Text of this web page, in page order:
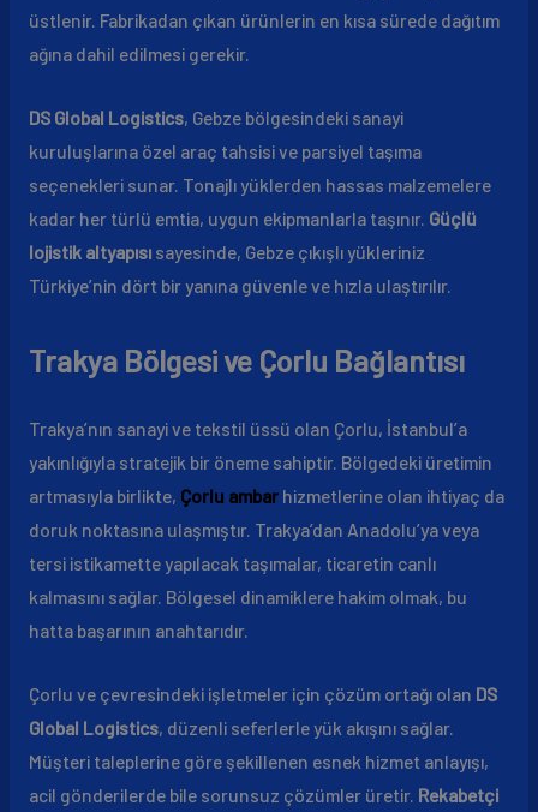
üstlenir. Fabrikadan çıkan ürünlerin en kısa sürede dağıtım
ağına dahil edilmesi gerekir.
DS Global Logistics, Gebze bölgesindeki sanayi
kuruluşlarına özel araç tahsisi ve parsiyel taşıma
seçenekleri sunar. Tonajlı yüklerden hassas malzemelere
kadar her türlü emtia, uygun ekipmanlarla taşınır. Güçlü
lojistik altyapısısayesinde, Gebze çıkışlı yükleriniz
Türkiye’nin dört bir yanına güvenle ve hızla ulaştırılır.
Trakya Bölgesi ve Çorlu Bağlantısı
Trakya’nın sanayi ve tekstil üssü olan Çorlu, İstanbul’a
yakınlığıyla stratejik bir öneme sahiptir. Bölgedeki üretimin
artmasıyla birlikte, Çorlu ambarhizmetlerine olan ihtiyaç da
doruk noktasına ulaşmıştır. Trakya’dan Anadolu’ya veya
tersi istikamette yapılacak taşımalar, ticaretin canlı
kalmasını sağlar. Bölgesel dinamiklere hakim olmak, bu
hatta başarının anahtarıdır.
Çorlu ve çevresindeki işletmeler için çözüm ortağı olan DS
Global Logistics, düzenli seferlerle yük akışını sağlar.
Müşteri taleplerine göre şekillenen esnek hizmet anlayışı,
acil gönderilerde bile sorunsuz çözümler üretir. Rekabetçi